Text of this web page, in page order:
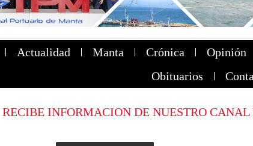
Actualidad Manta Crónica Opinión
Obituarios
RECIBE INFORMACION DE NUESTRO